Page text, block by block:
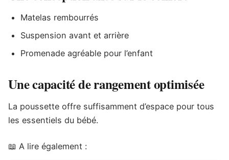
Matelas rembourrés
Suspension avant et arrière
Promenade agréable pour l’enfant
Une capacité de rangement optimisée
La poussette offre suffisamment d’espace pour tous
les essentiels du bébé.
📖 A lire également :